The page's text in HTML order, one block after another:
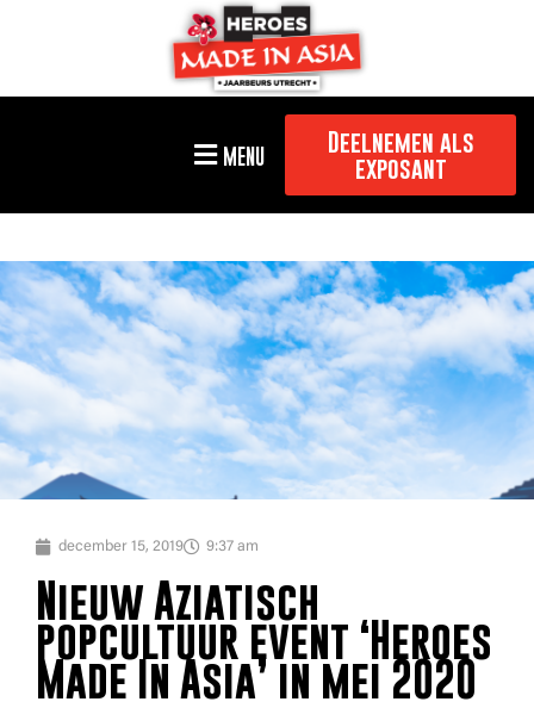
MENU
Deelnemen als
exposant
december 15, 2019 9:37 am
Nieuw Aziatisch
popcultuur event ‘Heroes
Made In Asia’ in mei 2020